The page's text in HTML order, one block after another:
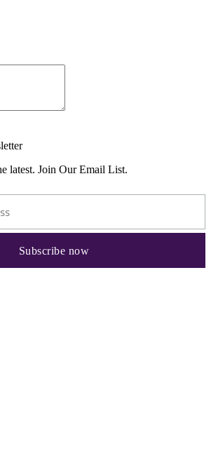
latest. Join Our Email List.